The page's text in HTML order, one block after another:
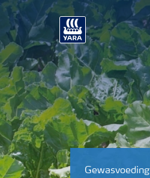
Gewasvoeding